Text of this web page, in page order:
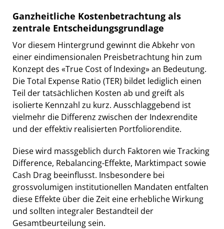
Ganzheitliche Kostenbetrachtung als
zentrale Entscheidungsgrundlage
Vor diesem Hintergrund gewinnt die Abkehr von
einer eindimensionalen Preisbetrachtung hin zum
Konzept des «True Cost of Indexing» an Bedeutung.
Die Total Expense Ratio (TER) bildet lediglich einen
Teil der tatsächlichen Kosten ab und greift als
isolierte Kennzahl zu kurz. Ausschlaggebend ist
vielmehr die Differenz zwischen der Indexrendite
und der effektiv realisierten Portfoliorendite.
Diese wird massgeblich durch Faktoren wie Tracking
Difference, Rebalancing-Effekte, Marktimpact sowie
Cash Drag beeinflusst. Insbesondere bei
grossvolumigen institutionellen Mandaten entfalten
diese Effekte über die Zeit eine erhebliche Wirkung
und sollten integraler Bestandteil der
Gesamtbeurteilung sein.